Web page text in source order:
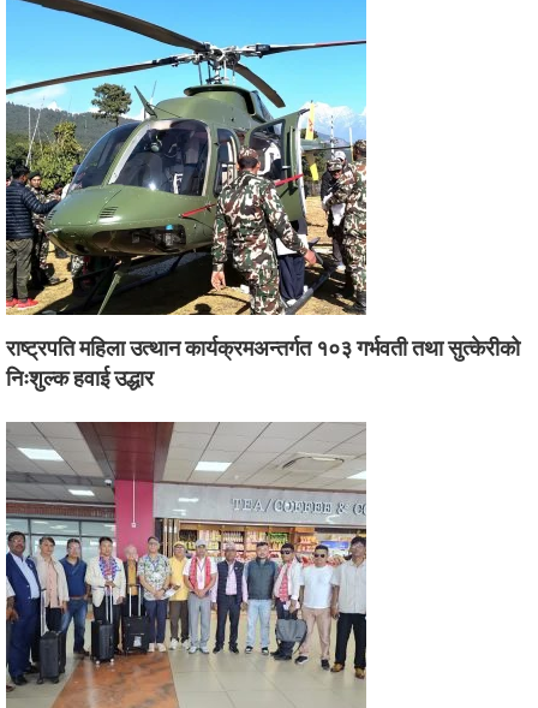
राष्ट्रपति महिला उत्थान कार्यक्रमअन्तर्गत १०३ गर्भवती तथा सुत्केरीको
निःशुल्क हवाई उद्धार